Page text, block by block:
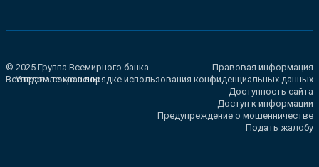
© 2025 Группа Всемирного банка.
Все права сохранены.
Правовая информация
Уведомление о порядке использования конфиденциальных данных
Доступность сайта
Доступ к информации
Предупреждение о мошенничестве
Подать жалобу